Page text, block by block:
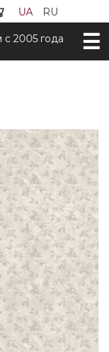
UA RU
2005 года